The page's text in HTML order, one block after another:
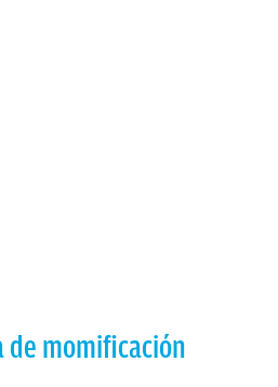
de momificación